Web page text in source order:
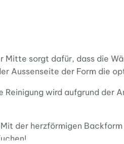
Mitte sorgt dafür, dass die
Aussenseite der Form die
Reinigung wird aufgrund der
der herzförmigen Backform